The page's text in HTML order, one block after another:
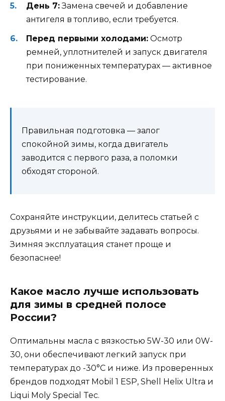
День 7:Замена свечей и добавление
антигеля в топливо, если требуется.
Перед первыми холодами: Осмотр
ремней, уплотнителей и запуск двигателя
при пониженных температурах — активное
тестирование.
Правильная подготовка — залог
спокойной зимы, когда двигатель
заводится с первого раза, а поломки
обходят стороной.
Сохраняйте инструкции, делитесь статьей с
друзьями и не забывайте задавать вопросы.
Зимняя эксплуатация станет проще и
безопаснее!
Какое масло лучше использовать
для зимы в средней полосе
России?
Оптимальны масла с вязкостью 5W-30 или 0W-
30, они обеспечивают легкий запуск при
температурах до -30°C и ниже. Из проверенных
брендов подходят Mobil 1 ESP, Shell Helix Ultra и
Liqui Moly Special Tec.